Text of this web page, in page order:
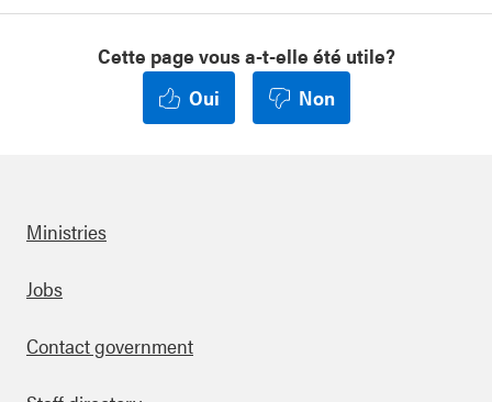
Cette page vous a-t-elle été utile?
Oui
Non
Footer
Ministries
Jobs
Contact government